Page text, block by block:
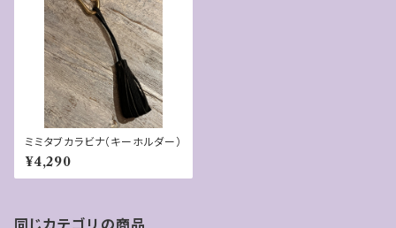
ミミタブカラビナ（キーホルダー）
¥4,290
同じカテゴリの商品